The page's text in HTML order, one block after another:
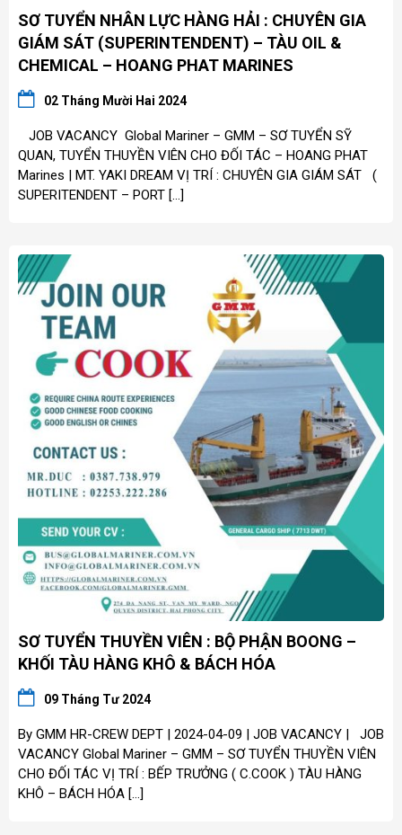
SƠ TUYỂN NHÂN LỰC HÀNG HẢI : CHUYÊN GIA
GIÁM SÁT (SUPERINTENDENT) – TÀU OIL &
CHEMICAL – HOANG PHAT MARINES
02 Tháng Mười Hai 2024
JOB VACANCY Global Mariner – GMM – SƠ TUYỂN SỸ
QUAN, TUYỂN THUYỀN VIÊN CHO ĐỐI TÁC – HOANG PHAT
Marines | MT. YAKI DREAM VỊ TRÍ : CHUYÊN GIA GIÁM SÁT (
SUPERITENDENT – PORT […]
SƠ TUYỂN THUYỀN VIÊN : BỘ PHẬN BOONG –
KHỐI TÀU HÀNG KHÔ & BÁCH HÓA
09 Tháng Tư 2024
By GMM HR-CREW DEPT | 2024-04-09 | JOB VACANCY | JOB
VACANCY Global Mariner – GMM – SƠ TUYỂN THUYỀN VIÊN
CHO ĐỐI TÁC VỊ TRÍ : BẾP TRƯỞNG ( C.COOK ) TÀU HÀNG
KHÔ – BÁCH HÓA […]